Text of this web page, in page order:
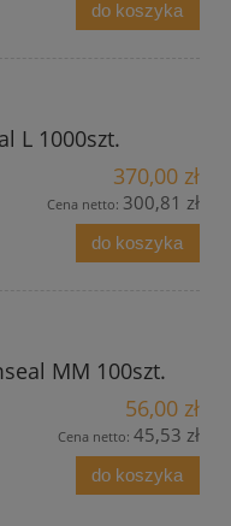
do koszyka
L 1000szt.
370,00 zł
Cena netto: 300,81 zł
do koszyka
MM 100szt.
56,00 zł
Cena netto: 45,53 zł
do koszyka